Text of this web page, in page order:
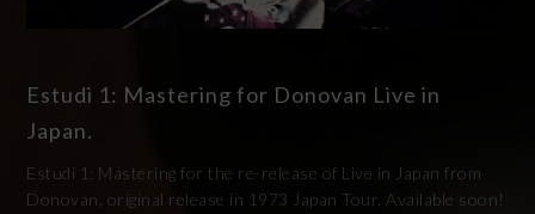
Estudi 1: Mastering for Donovan Live in
Japan.
Estudi 1: Mastering for the re-release of Live in Japan from
Donovan, original release in 1973 Japan Tour. Available soon!